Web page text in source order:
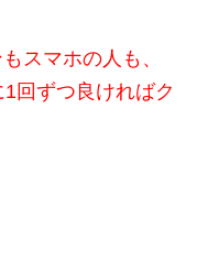
スマホの人も、
回ずつ良ければク